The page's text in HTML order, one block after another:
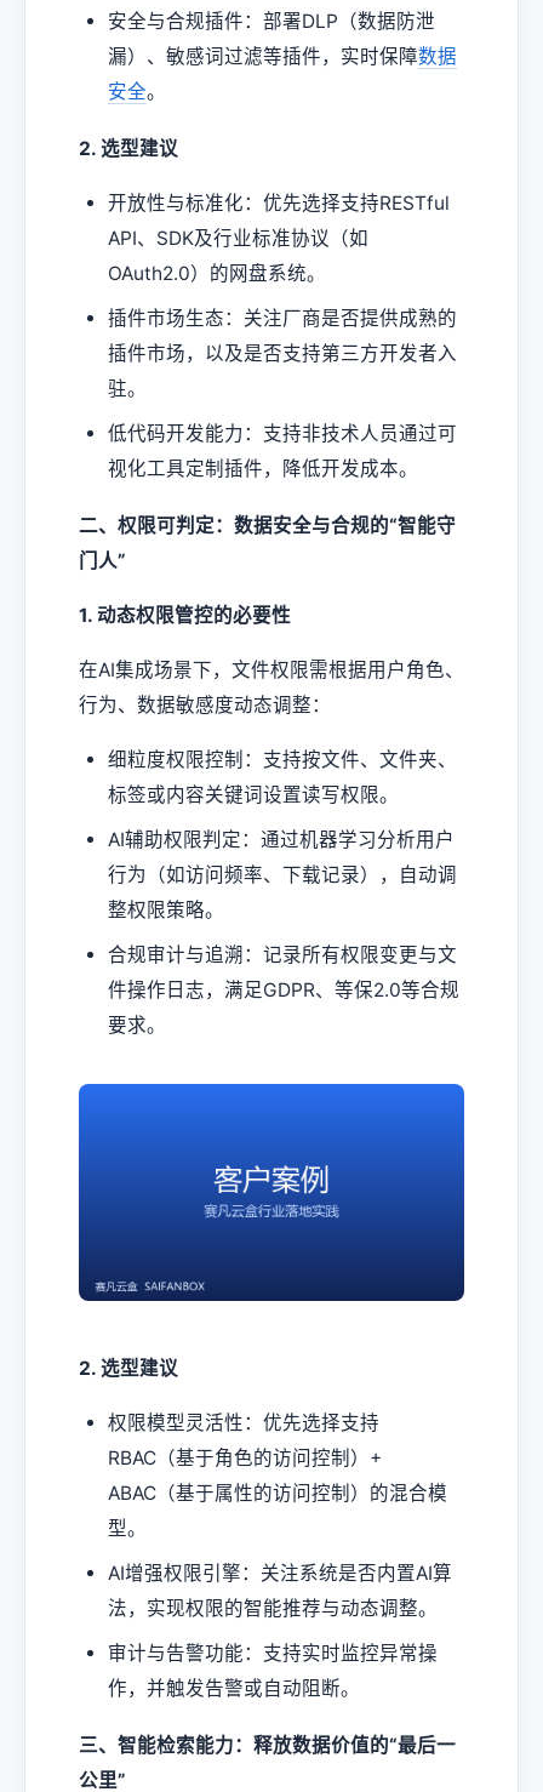
安全与合规插件：部署DLP（数据防泄
漏）、敏感词过滤等插件，实时保障数据
安全。
2. 选型建议
开放性与标准化：优先选择支持RESTful
API、SDK及行业标准协议（如
OAuth2.0）的网盘系统。
插件市场生态：关注厂商是否提供成熟的
插件市场，以及是否支持第三方开发者入
驻。
低代码开发能力：支持非技术人员通过可
视化工具定制插件，降低开发成本。
二、权限可判定：数据安全与合规的“智能守
门人”
1. 动态权限管控的必要性
在AI集成场景下，文件权限需根据用户角色、
行为、数据敏感度动态调整：
细粒度权限控制：支持按文件、文件夹、
标签或内容关键词设置读写权限。
AI辅助权限判定：通过机器学习分析用户
行为（如访问频率、下载记录），自动调
整权限策略。
合规审计与追溯：记录所有权限变更与文
件操作日志，满足GDPR、等保2.0等合规
要求。
2. 选型建议
权限模型灵活性：优先选择支持
RBAC（基于角色的访问控制）+
ABAC（基于属性的访问控制）的混合模
型。
AI增强权限引擎：关注系统是否内置AI算
法，实现权限的智能推荐与动态调整。
审计与告警功能：支持实时监控异常操
作，并触发告警或自动阻断。
三、智能检索能力：释放数据价值的“最后一
公里”